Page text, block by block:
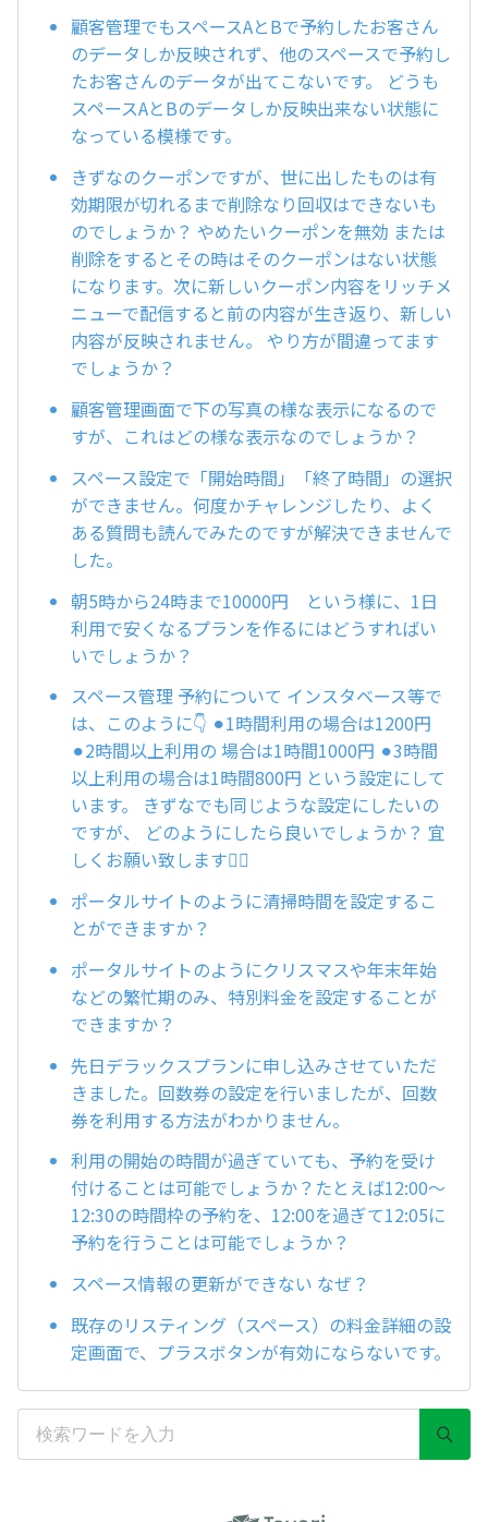
顧客管理でもスペースAとBで予約したお客さん
のデータしか反映されず、他のスペースで予約し
たお客さんのデータが出てこないです。 どうも
スペースAとBのデータしか反映出来ない状態に
なっている模様です。
きずなのクーポンですが、世に出したものは有
効期限が切れるまで削除なり回収はできないも
のでしょうか？ やめたいクーポンを無効 または
削除をするとその時はそのクーポンはない状態
になります。次に新しいクーポン内容をリッチメ
ニューで配信すると前の内容が生き返り、新しい
内容が反映されません。 やり方が間違ってます
でしょうか？
顧客管理画面で下の写真の様な表示になるので
すが、これはどの様な表示なのでしょうか？
スペース設定で「開始時間」「終了時間」の選択
ができません。何度かチャレンジしたり、よく
ある質問も読んでみたのですが解決できませんで
した。
朝5時から24時まで10000円 という様に、1日
利用で安くなるプランを作るにはどうすればい
いでしょうか？
スペース管理 予約について インスタベース等で
は、このように👇 ⚫︎1時間利用の場合は1200円
⚫︎2時間以上利用の 場合は1時間1000円 ⚫︎3時間
以上利用の場合は1時間800円 という設定にして
います。 きずなでも同じような設定にしたいの
ですが、 どのようにしたら良いでしょうか？ 宜
しくお願い致します🙇‍♀️
ポータルサイトのように清掃時間を設定するこ
とができますか？
ポータルサイトのようにクリスマスや年末年始
などの繁忙期のみ、特別料金を設定することが
できますか？
先日デラックスプランに申し込みさせていただ
きました。回数券の設定を行いましたが、回数
券を利用する方法がわかりません。
利用の開始の時間が過ぎていても、予約を受け
付けることは可能でしょうか？たとえば12:00〜
12:30の時間枠の予約を、12:00を過ぎて12:05に
予約を行うことは可能でしょうか？
スペース情報の更新ができない なぜ？
既存のリスティング（スペース）の料金詳細の設
定画面で、プラスボタンが有効にならないです。